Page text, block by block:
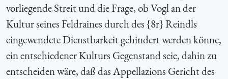
vorliegende Streit und die Frage, ob Vogl an der
Kultur seines Feld­raines durch des {8r} Reindls
eingewendete Dienstbarkeit gehindert werden könne,
ein entschiedener Kulturs Gegenstand seie, dahin zu
entscheiden wäre, daß das Appellazions Gericht des